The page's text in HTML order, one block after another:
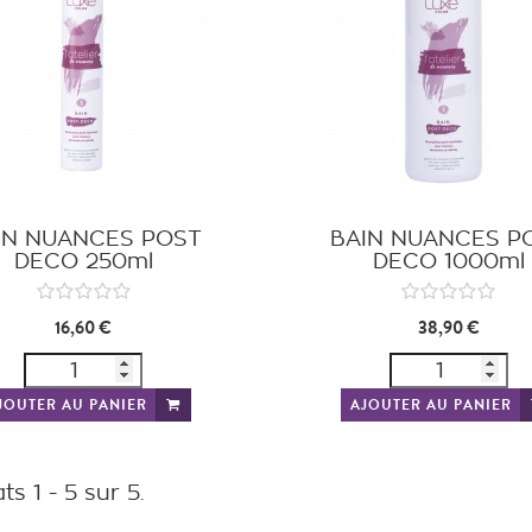
NUANCES POST
DECO 250ml
16,60 €
AU PANIER
BAIN NUANCES
DECO 1000ml
38,90 €
AJOUTER AU PANIER
1 - 5 sur 5.